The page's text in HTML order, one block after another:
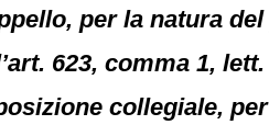
per la natura
623, comma 1,
collegiale,